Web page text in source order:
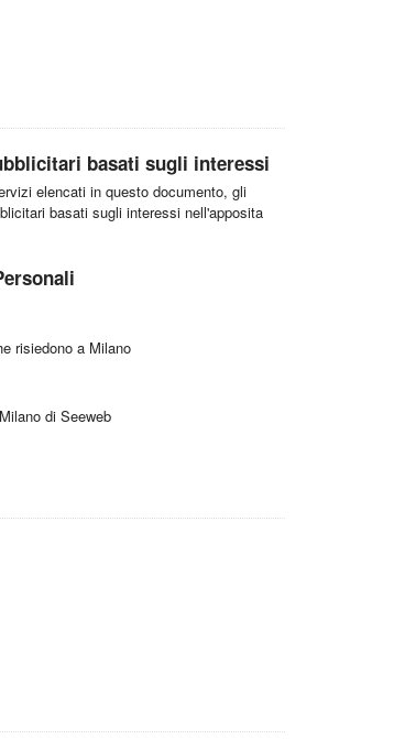
basati sugli interessi
elencati in questo documento, gli
basati sugli interessi nell'apposita
risiedono a Milano
di Seeweb